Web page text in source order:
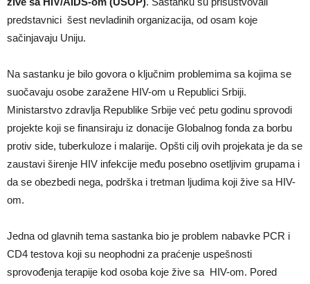
predstavnici šest nevladinih organizacija, od osam koje
sačinjavaju Uniju.
Na sastanku je bilo govora o ključnim problemima sa kojima se
suočavaju osobe zaražene HIV-om u Republici Srbiji.
Ministarstvo zdravlja Republike Srbije već petu godinu sprovodi
projekte koji se finansiraju iz donacije Globalnog fonda za borbu
protiv side, tuberkuloze i malarije. Opšti cilj ovih projekata je da se
zaustavi širenje HIV infekcije među posebno osetljivim grupama i
da se obezbedi nega, podrška i tretman ljudima koji žive sa HIV-
om.
Jedna od glavnih tema sastanka bio je problem nabavke PCR i
CD4 testova koji su neophodni za praćenje uspešnosti
sprovođenja terapije kod osoba koje žive sa HIV-om. Pored